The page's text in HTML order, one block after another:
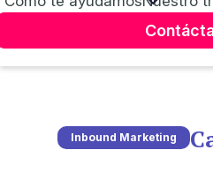
Inbound Marketing